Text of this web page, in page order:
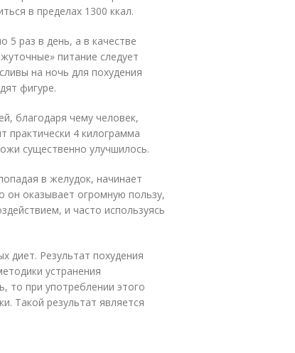
в пределах 1300 ккал.
раз в день, а в качестве
питание следует
на ночь для похудения
фигуре.
благодаря чему человек,
4 килограмма
существенно улучшилось.
в желудок, начинает
оказывает огромную пользу,
и часто используясь
диет. Результат похудения
устранения
то при употреблении этого
Такой результат является